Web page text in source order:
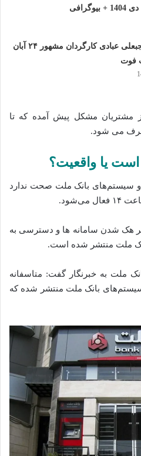
درگذشت رجبعلی عبادی کارگردان مشهور ۲۴ آبان
مشتریان مشکل پیش آمده‌ که تا
یا واقعیت؟
سیستم‌های بانک ملت صحت ندارد
بر هک شدن‌ سامانه‌ ها و دسترسی به
ملت منتشر شده‌ است.
ملت به خبرنگار گفت: متاسفانه
بانک ملت منتشر شده‌ که